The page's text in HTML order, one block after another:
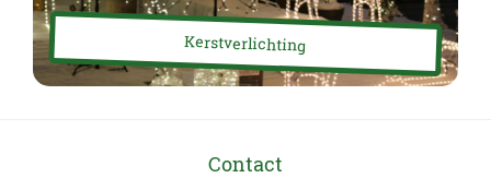
Kerstverlichting
Contact